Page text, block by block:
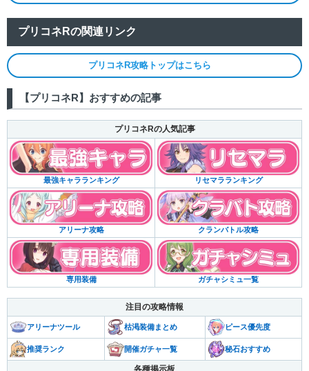
プリコネRの関連リンク
プリコネR攻略トップはこちら
【プリコネR】おすすめの記事
プリコネRの人気記事
最強キャラランキング リセマラランキング
アリーナ攻略 クランバトル攻略
専用装備 ガチャシミュ一覧
注目の攻略情報
アリーナツール 枯渇装備まとめ ピース優先度
推奨ランク 開催ガチャ一覧 秘石おすすめ